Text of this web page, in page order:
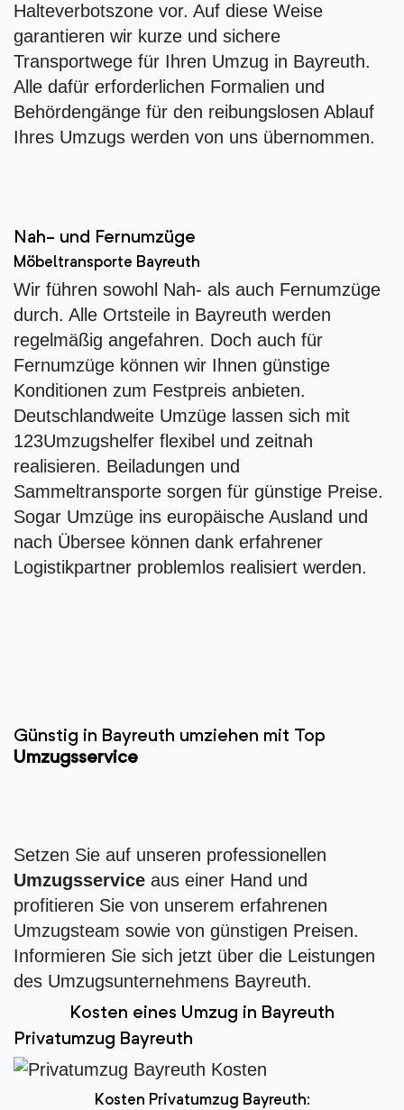
Halteverbotszone vor. Auf diese Weise
garantieren wir kurze und sichere
Transportwege für Ihren Umzug in Bayreuth.
Alle dafür erforderlichen Formalien und
Behördengänge für den reibungslosen Ablauf
Ihres Umzugs werden von uns übernommen.
Nah- und Fernumzüge
Möbeltransporte Bayreuth
Wir führen sowohl Nah- als auch Fernumzüge
durch. Alle Ortsteile in Bayreuth werden
regelmäßig angefahren. Doch auch für
Fernumzüge können wir Ihnen günstige
Konditionen zum Festpreis anbieten.
Deutschlandweite Umzüge lassen sich mit
123Umzugshelfer flexibel und zeitnah
realisieren. Beiladungen und
Sammeltransporte sorgen für günstige Preise.
Sogar Umzüge ins europäische Ausland und
nach Übersee können dank erfahrener
Logistikpartner problemlos realisiert werden.
Günstig in Bayreuth umziehen mit Top
Umzugsservice
Setzen Sie auf unseren professionellen
Umzugsservice aus einer Hand und
profitieren Sie von unserem erfahrenen
Umzugsteam sowie von günstigen Preisen.
Informieren Sie sich jetzt über die Leistungen
des Umzugsunternehmens Bayreuth.
Kosten eines Umzug in Bayreuth
Privatumzug Bayreuth
Kosten Privatumzug Bayreuth: